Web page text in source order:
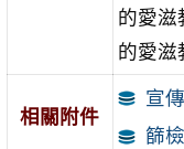
的愛滋
的愛滋
相關附件
宣
篩